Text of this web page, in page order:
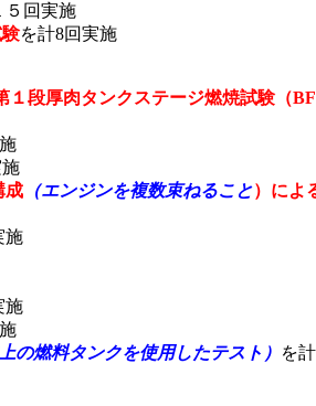
５回実施
を計8回実施
段厚肉タンクステージ燃焼試験（
成 （エンジンを複数束ねること）によ
施
施
の燃料タンクを使用したテスト） を